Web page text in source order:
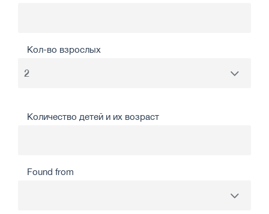
Кол-во взрослых
Количество детей и их возраст
Found from